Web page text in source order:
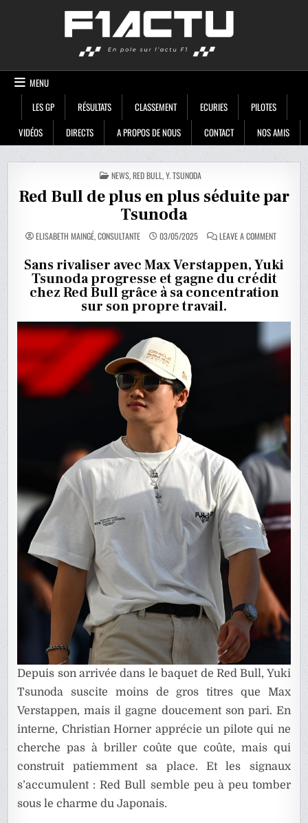
MENU
LES GP
RÉSULTATS CLASSEMENT ECURIES
PILOTES
VIDÉOS
DIRECTS A PROPOS DE NOUS CONTACT NOS AMIS
POSTED
IN
NEWS,RED BULL,Y. TSUNODA
Red Bull de plus en plus séduite par
Tsunoda
ELISABETH MAINGÉ, CONSULTANTE 03/05/2025 LEAVE A COMMENTON
RED
DE
PLUS
EN
PLUS
SÉDUITE
Sans rivaliser avec Max Verstappen, Yuki
Tsunoda progresse et gagne du crédit
chez Red Bull grâce à sa concentration
sur son propre travail.
Depuis son arrivée dans le baquet de Red Bull, Yuki
Tsunoda suscite moins de gros titres que Max
Verstappen, mais il gagne doucement son pari. En
interne, Christian Horner apprécie un pilote qui ne
cherche pas à briller coûte que coûte, mais qui
construit patiemment sa place. Et les signaux
s’accumulent : Red Bull semble peu à peu tomber
sous le charme du Japonais.